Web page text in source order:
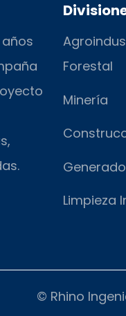
años
Forestal
Minería
Limpieza
© Rhino